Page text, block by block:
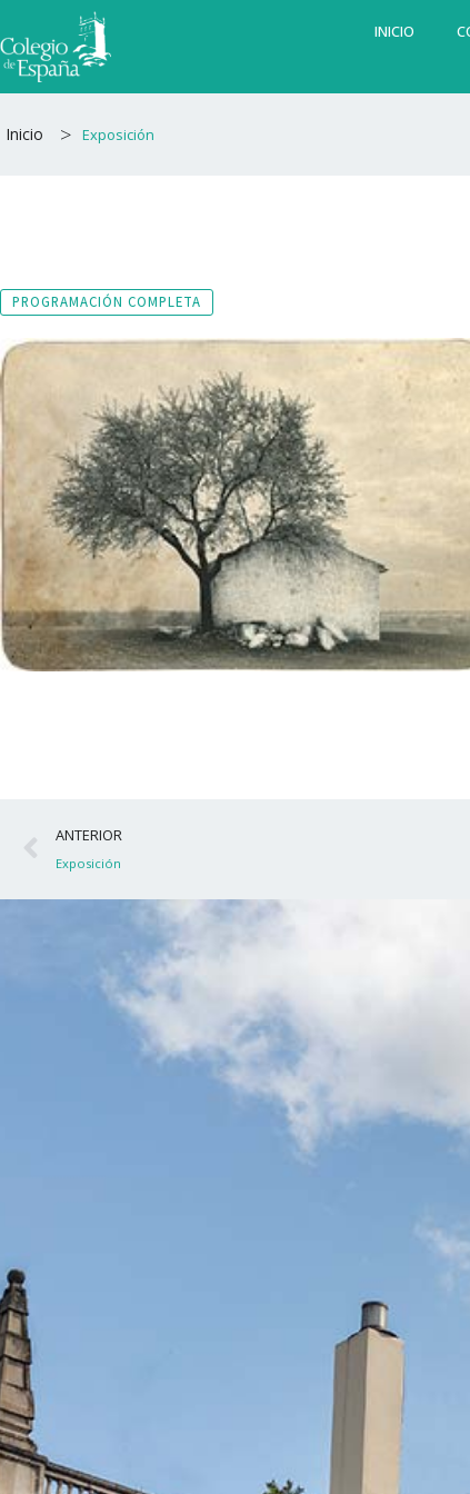
al
contenido
INICIO
Inicio > Exposición
PROGRAMACIÓN COMPLETA
Ant
ANTERIOR
Exposición